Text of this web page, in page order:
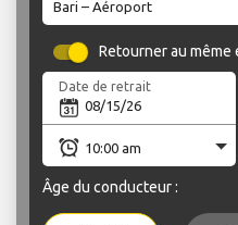
Retourner au même
Date de retrait
Âge du conducteur :